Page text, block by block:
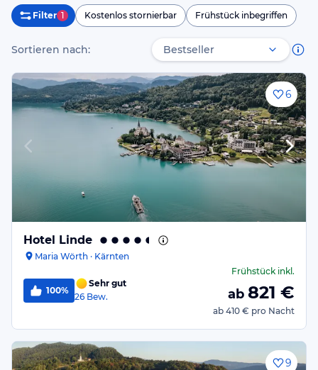
Filter 1 Kostenlos stornierbar Frühstück inbegriffen
Sortieren nach:
6
Hotel Linde
Maria Wörth · Kärnten
100%
Sehr gut
26 Bew.
Frühstückinkl.
ab 821 €
ab 410 € pro Nacht
9